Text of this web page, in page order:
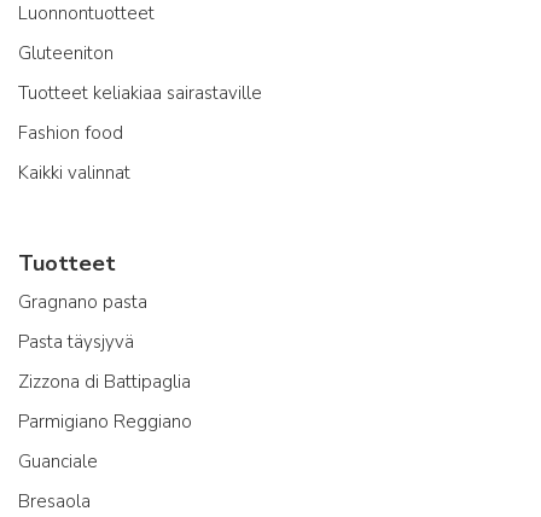
Luonnontuotteet
Gluteeniton
Tuotteet keliakiaa sairastaville
Fashion food
Kaikki valinnat
Tuotteet
Gragnano pasta
Pasta täysjyvä
Zizzona di Battipaglia
Parmigiano Reggiano
Guanciale
Bresaola